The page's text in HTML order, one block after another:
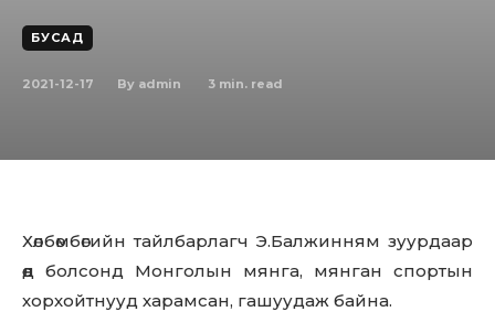
БУСАД
2021-12-17 By admin 3 min. read
Хөлбөмбөгийн тайлбарлагч Э.Балжинням зуурдаар
өөд болсонд Монголын мянга, мянган спортын
хорхойтнууд харамсан, гашуудаж байна.